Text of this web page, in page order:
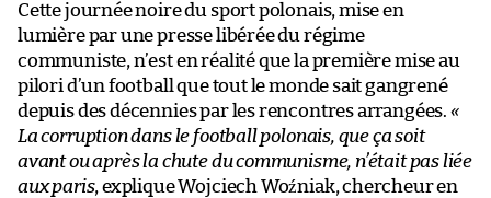
Cette journée noire du sport polonais, mise en
lumière par une presse libérée du régime
communiste, n’est en réalité que la première mise au
pilori d’un football que tout le monde sait gangrené
depuis des décennies par les rencontres arrangées. «
La corruption dans le football polonais, que ça soit
avant ou après la chute du communisme, n’était pas liée
aux paris, explique Wojciech Woźniak, chercheur en